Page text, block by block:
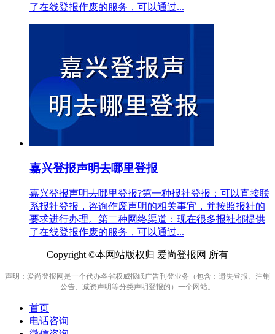
了在线登报作废的服务，可以通过...
嘉兴登报声明去哪里登报
嘉兴登报声明去哪里登报?第一种报社登报：可以直接联
系报社登报，咨询作废声明的相关事宜，并按照报社的
要求进行办理。第二种网络渠道：现在很多报社都提供
了在线登报作废的服务，可以通过...
Copyright ©本网站版权归 爱尚登报网 所有
声明：爱尚登报网是一个代办各省权威报纸广告刊登业务（包含：遗失登报、注销
公告、减资声明等分类声明登报的）一个网站。
首页
电话咨询